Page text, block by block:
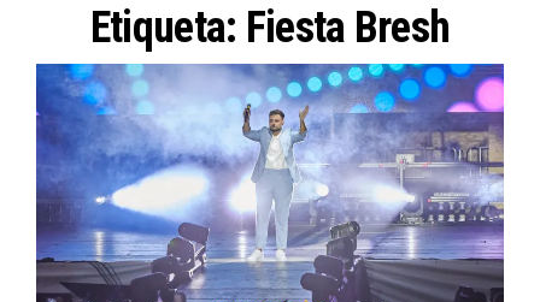
música.
Etiqueta: Fiesta Bresh